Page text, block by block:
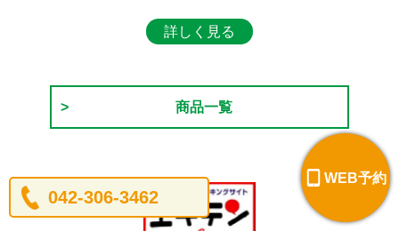
詳しく見る
商品一覧
042-306-3462
WEB予約